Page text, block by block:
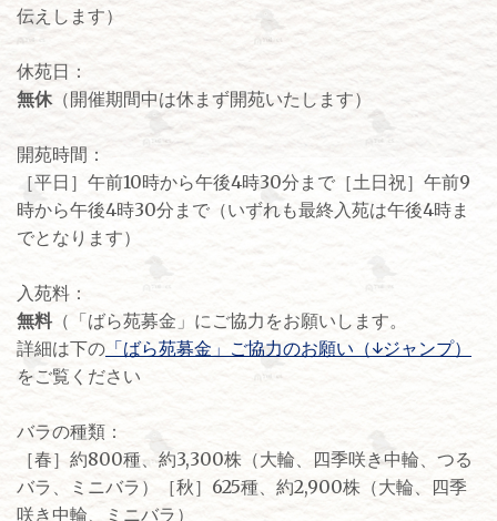
伝えします）
休苑日：
無休（開催期間中は休まず開苑いたします）
開苑時間：
［平日］午前10時から午後4時30分まで［土日祝］午前9
時から午後4時30分まで（いずれも最終入苑は午後4時ま
でとなります）
入苑料：
無料（「ばら苑募金」にご協力をお願いします。
詳細は下の 「ばら苑募金」ご協力のお願い（↓ジャンプ）
をご覧ください
バラの種類：
［春］約800種、約3,300株（大輪、四季咲き中輪、つる
バラ、ミニバラ）［秋］625種、約2,900株（大輪、四季
咲き中輪、ミニバラ）